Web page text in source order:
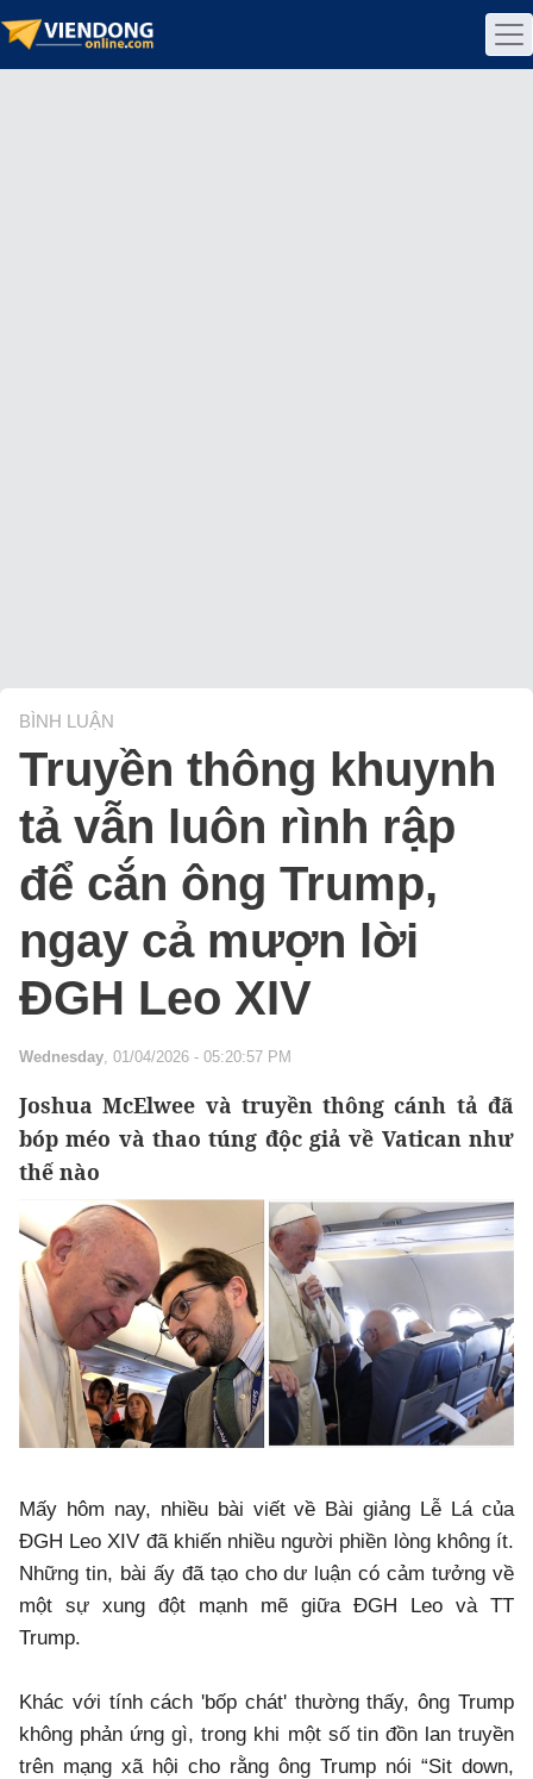
BÌNH LUẬN
Truyền thông khuynh
tả vẫn luôn rình rập
để cắn ông Trump,
ngay cả mượn lời
ĐGH Leo XIV
Wednesday, 01/04/2026 - 05:20:57 PM
Joshua McElwee và truyền thông cánh tả đã
bóp méo và thao túng độc giả về Vatican như
thế nào
Mấy hôm nay, nhiều bài viết về Bài giảng Lễ Lá của
ĐGH Leo XIV đã khiến nhiều người phiền lòng không ít.
Những tin, bài ấy đã tạo cho dư luận có cảm tưởng về
một sự xung đột mạnh mẽ giữa ĐGH Leo và TT
Trump.
Khác với tính cách 'bốp chát' thường thấy, ông Trump
không phản ứng gì, trong khi một số tin đồn lan truyền
trên mạng xã hội cho rằng ông Trump nói “Sit down,